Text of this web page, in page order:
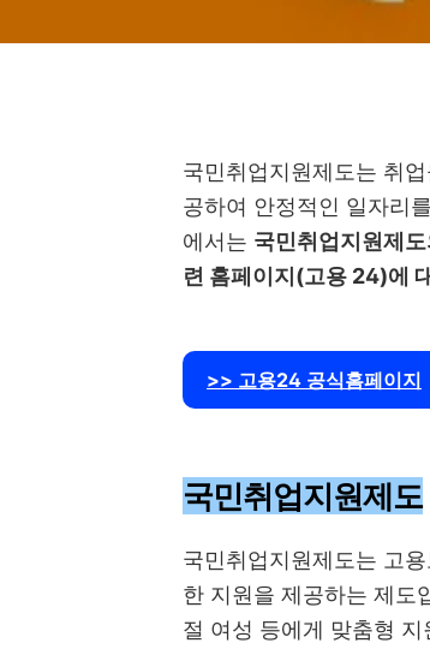
국민취업지원제도는 취
공하여 안정적인 일자리
에서는 국민취업지원제
련 홈페이지(고용 24)에
>> 고용24 공식홈페이지
국민취업지원제도
국민취업지원제도는 고
한 지원을 제공하는 제도
절 여성 등에게 맞춤형